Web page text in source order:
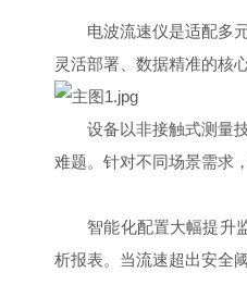
电波流速仪是适配多元
灵活部署、数据精准的核
设备以非接触式测量技
难题。针对不同场景需求
智能化配置大幅提升监
析报表。当流速超出安全